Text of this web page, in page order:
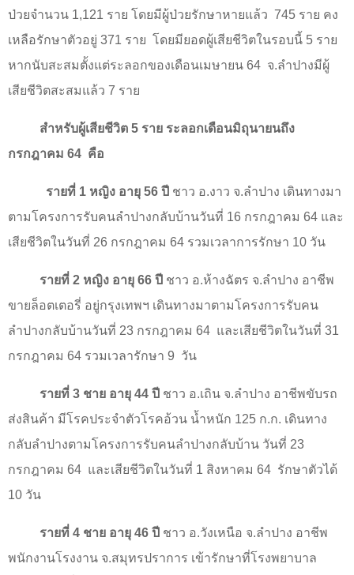
ป่วยจำนวน 1,121 ราย โดยมีผู้ป่วยรักษาหายแล้ว 745 ราย คง
เหลือรักษาตัวอยู่ 371 ราย โดยมียอดผู้เสียชีวิตในรอบนี้ 5 ราย
หากนับสะสมตั้งแต่ระลอกของเดือนเมษายน 64 จ.ลำปางมีผู้
เสียชีวิตสะสมแล้ว 7 ราย
สำหรับผู้เสียชีวิต 5 ราย ระลอกเดือนมิถุนายนถึง
กรกฎาคม 64 คือ
รายที่ 1 หญิง อายุ 56 ปี ชาว อ.งาว จ.ลำปาง เดินทางมา
ตามโครงการรับคนลำปางกลับบ้านวันที่ 16 กรกฎาคม 64 และ
เสียชีวิตในวันที่ 26 กรกฎาคม 64 รวมเวลาการรักษา 10 วัน
รายที่ 2 หญิง อายุ 66 ปี ชาว อ.ห้างฉัตร จ.ลำปาง อาชีพ
ขายล็อตเตอรี่ อยู่กรุงเทพฯ เดินทางมาตามโครงการรับคน
ลำปางกลับบ้านวันที่ 23 กรกฎาคม 64 และเสียชีวิตในวันที่ 31
กรกฎาคม 64 รวมเวลารักษา 9 วัน
รายที่ 3 ชาย อายุ 44 ปี ชาว อ.เถิน จ.ลำปาง อาชีพขับรถ
ส่งสินค้า มีโรคประจำตัวโรคอ้วน น้ำหนัก 125 ก.ก. เดินทาง
กลับลำปางตามโครงการรับคนลำปางกลับบ้าน วันที่ 23
กรกฎาคม 64 และเสียชีวิตในวันที่ 1 สิงหาคม 64 รักษาตัวได้
10 วัน
รายที่ 4 ชาย อายุ 46 ปี ชาว อ.วังเหนือ จ.ลำปาง อาชีพ
พนักงานโรงงาน จ.สมุทรปราการ เข้ารักษาที่โรงพยาบาล